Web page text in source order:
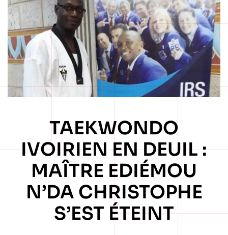
TAEKWONDO
IVOIRIEN EN DEUIL :
MAÎTRE EDIÉMOU
N’DA CHRISTOPHE
S’EST ÉTEINT